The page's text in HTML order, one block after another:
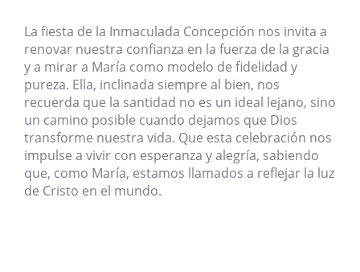
La fiesta de la Inmaculada Concepción nos invita a
renovar nuestra confianza en la fuerza de la gracia
y a mirar a María como modelo de fidelidad y
pureza. Ella, inclinada siempre al bien, nos
recuerda que la santidad no es un ideal lejano, sino
un camino posible cuando dejamos que Dios
transforme nuestra vida. Que esta celebración nos
impulse a vivir con esperanza y alegría, sabiendo
que, como María, estamos llamados a reflejar la luz
de Cristo en el mundo.